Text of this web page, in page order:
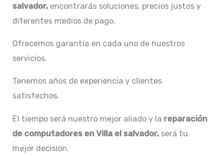
salvador, encontrarás soluciones, precios justos y
diferentes medios de pago.
Ofrecemos garantía en cada uno de nuestros
servicios.
Tenemos años de experiencia y clientes
satisfechos.
El tiempo será nuestro mejor aliado y la reparación
de computadores en Villa el salvador, será tu
mejor decisión.